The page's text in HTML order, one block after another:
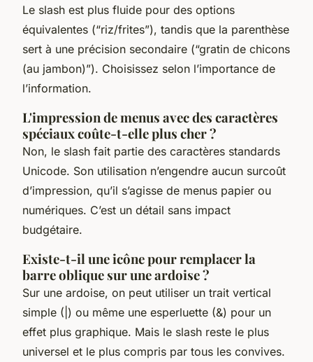
Le slash est plus fluide pour des options
équivalentes (“riz/frites”), tandis que la parenthèse
sert à une précision secondaire (“gratin de chicons
(au jambon)”). Choisissez selon l’importance de
l’information.
L'impression de menus avec des caractères
spéciaux coûte-t-elle plus cher ?
Non, le slash fait partie des caractères standards
Unicode. Son utilisation n’engendre aucun surcoût
d’impression, qu’il s’agisse de menus papier ou
numériques. C’est un détail sans impact
budgétaire.
Existe-t-il une icône pour remplacer la
barre oblique sur une ardoise ?
Sur une ardoise, on peut utiliser un trait vertical
simple (|) ou même une esperluette (&) pour un
effet plus graphique. Mais le slash reste le plus
universel et le plus compris par tous les convives.